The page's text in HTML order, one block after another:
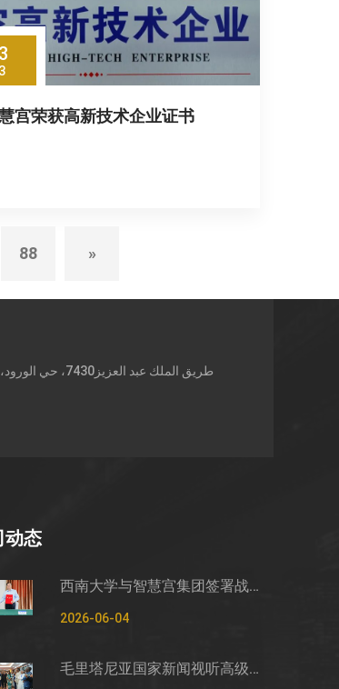
宫荣获高新技术企业证书
88 »
动态
西南大学与智慧宫集团签署战略合作框架协议
2026-06-04
毛里塔尼亚国家新闻视听高级管理局监测管控司司长穆罕默德·哈桑·埃萨利姆一行莅临智慧宫调研